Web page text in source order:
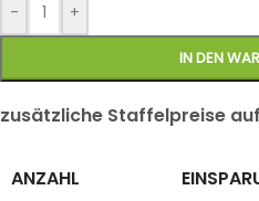
- +
IN DEN
zusätzliche Staffelpreise
ANZAHL